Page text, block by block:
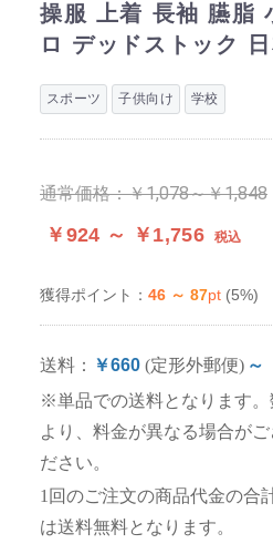
操服 上着 長袖 臙脂
ロ デッドストック
スポーツ 子供向け 学校
通常価格：￥1,078～￥1,848
￥924 ～ ￥1,756 税込
獲得ポイント： 46 ～ 87pt (5%)
送料： ￥660 (定形外郵便) ～
※単品での送料となります。
より、料金が異なる場合が
ださい。
1回のご注文の商品代金の合
は送料無料となります。